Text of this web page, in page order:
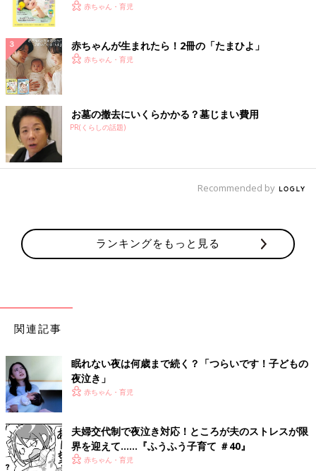
3番目の子が夜泣き…というか夜の叫びがひどいです。泣くので
はなく、あー、あーと起きて大きな声で叫びます。上の子2人も
目覚め、3歳の上の子は眠くても眠れず、泣き出します。
うちはミルクですが、叫んでいるのでなかなかミルクを作れず。
ミルクを作ろうとすると上の子が本泣きになったりで、魔のルー
昨晩も私は子どもと9時には寝ましたが0時前からはほぼ寝てませ
ん。一番上の子はいつも通り6時に起きるので、もう、朝が朝だ
とは思えず。笑
でも、いつか終わってくれる夜泣き。一番上の子も夜泣きがひど
夜泣きに気が付かない夫にイラッ…
夜は長くても2時間、1時間毎に起きるなんて、もぉ慣れました！
笑
全然寝られなかった日の朝、隣の部屋で寝てる夫が起きてきたの
「夜、全然寝れなかったんだよね。。」
そうしたら、こう返ってきました。
「はぁ？泣き声なんていっこも聞こえねーし！」
もぉ何も話したくなくなりました。
夫がよく寝てる！！怒
く！ おっぱい・ミルクの基本と夏のトラブル 解決テ
赤ちゃん・育児
赤ちゃんが生まれたら！2冊の「たまひよ」
赤ちゃん・育児
お墓の撤去にいくらかかる？墓じまい費用
PR(くらしの話題)
Recommended by
ランキングをもっと見る
関連記事
眠れない夜は何歳まで続く？「つらいです！子どもの
夜泣き」
赤ちゃん・育児
夫婦交代制で夜泣き対応！ところが夫のストレスが限
界を迎えて……『ふうふう子育て ＃40』
赤ちゃん・育児